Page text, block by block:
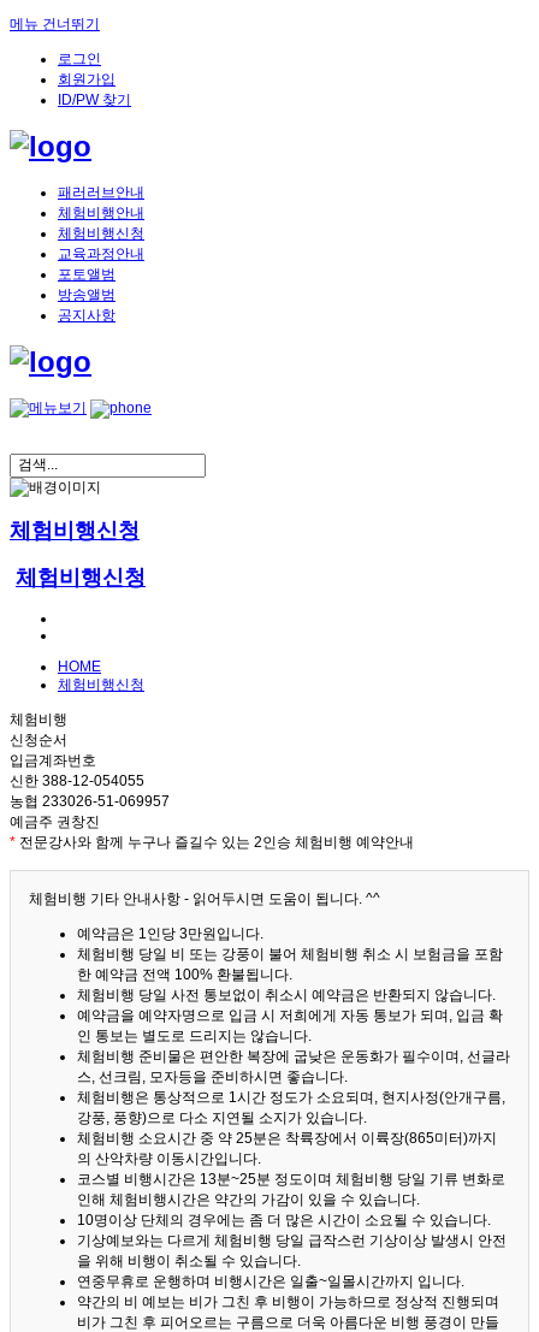
메뉴 건너뛰기
로그인
회원가입
ID/PW 찾기
패러러브안내
체험비행안내
체험비행신청
교육과정안내
포토앨범
방송앨범
공지사항
체험비행신청
체험비행신청
HOME
체험비행신청
체험비행
신청순서
입금계좌번호
신한 388-12-054055
농협 233026-51-069957
예금주 권창진
* 전문강사와 함께 누구나 즐길수 있는 2인승 체험비행 예약안내
체험비행 기타 안내사항 - 읽어두시면 도움이 됩니다. ^^
예약금은 1인당 3만원입니다.
체험비행 당일 비 또는 강풍이 불어 체험비행 취소 시 보험금을 포함
한 예약금 전액 100% 환불됩니다.
체험비행 당일 사전 통보없이 취소시 예약금은 반환되지 않습니다.
예약금을 예약자명으로 입금 시 저희에게 자동 통보가 되며, 입금 확
인 통보는 별도로 드리지는 않습니다.
체험비행 준비물은 편안한 복장에 굽낮은 운동화가 필수이며, 선글라
스, 선크림, 모자등을 준비하시면 좋습니다.
체험비행은 통상적으로 1시간 정도가 소요되며, 현지사정(안개구름,
강풍, 풍향)으로 다소 지연될 소지가 있습니다.
체험비행 소요시간 중 약 25분은 착륙장에서 이륙장(865미터)까지
의 산악차량 이동시간입니다.
코스별 비행시간은 13분~25분 정도이며 체험비행 당일 기류 변화로
인해 체험비행시간은 약간의 가감이 있을 수 있습니다.
10명이상 단체의 경우에는 좀 더 많은 시간이 소요될 수 있습니다.
기상예보와는 다르게 체험비행 당일 급작스런 기상이상 발생시 안전
을 위해 비행이 취소될 수 있습니다.
연중무휴로 운행하며 비행시간은 일출~일몰시간까지 입니다.
약간의 비 예보는 비가 그친 후 비행이 가능하므로 정상적 진행되며
비가 그친 후 피어오르는 구름으로 더욱 아름다운 비행 풍경이 만들